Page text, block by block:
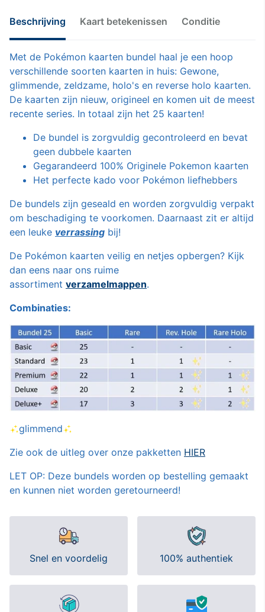
Beschrijving Kaart betekenissen Conditie
Met de Pokémon kaarten bundel haal je een hoop
verschillende soorten kaarten in huis: Gewone,
glimmende, zeldzame, holo's en reverse holo kaarten.
De kaarten zijn nieuw, origineel en komen uit de meest
recente series. In totaal zijn het 25 kaarten!
De bundel is zorgvuldig gecontroleerd en bevat
geen dubbele kaarten
Gegarandeerd 100% Originele Pokemon kaarten
Het perfecte kado voor Pokémon liefhebbers
De bundels zijn geseald en worden zorgvuldig verpakt
om beschadiging te voorkomen. Daarnaast zit er altijd
een leuke verrassing bij!
De Pokémon kaarten veilig en netjes opbergen? Kijk
dan eens naar ons ruime
assortiment verzamelmappen.
Combinaties:
glimmend
Zie ook de uitleg over onze pakketten HIER
LET OP: Deze bundels worden op bestelling gemaakt
en kunnen niet worden geretourneerd!
Snel en voordelig 100% authentiek